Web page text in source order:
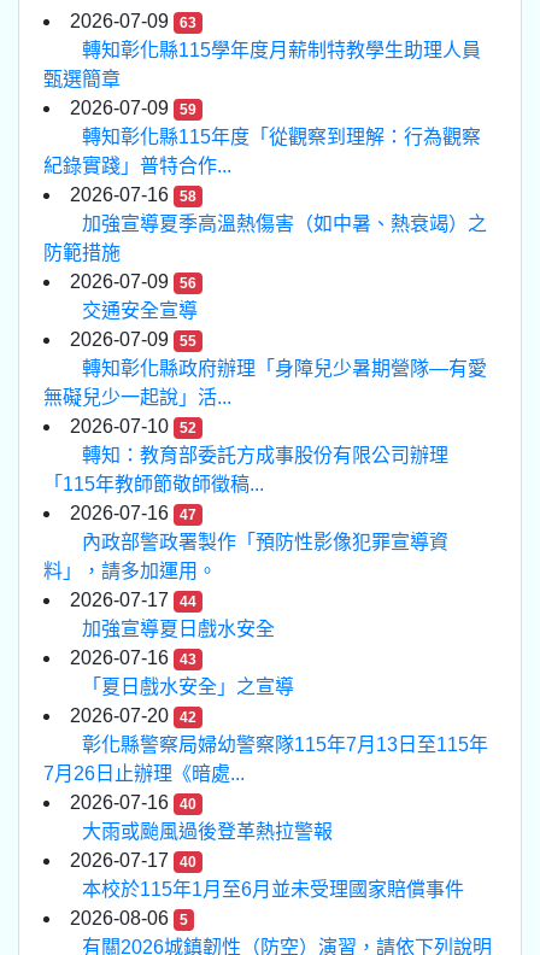
2026-07-09 63
轉知彰化縣115學年度月薪制特教學生助理人員
甄選簡章
2026-07-09
59
轉知彰化縣115年度「從觀察到理解：行為觀察
紀錄實踐」普特合作...
2026-07-16
58
加強宣導夏季高溫熱傷害（如中暑、熱衰竭）之
防範措施
2026-07-09
56
交通安全宣導
2026-07-09
55
轉知彰化縣政府辦理「身障兒少暑期營隊—有愛
無礙兒少一起說」活...
2026-07-10
52
轉知：教育部委託方成事股份有限公司辦理
「115年教師節敬師徵稿...
2026-07-16
47
內政部警政署製作「預防性影像犯罪宣導資
料」，請多加運用。
2026-07-17
44
加強宣導夏日戲水安全
2026-07-16
43
「夏日戲水安全」之宣導
2026-07-20
42
彰化縣警察局婦幼警察隊115年7月13日至115年
7月26日止辦理《暗處...
2026-07-16
40
大雨或颱風過後登革熱拉警報
2026-07-17
40
本校於115年1月至6月並未受理國家賠償事件
2026-08-06
5
有關2026城鎮韌性（防空）演習，請依下列說明